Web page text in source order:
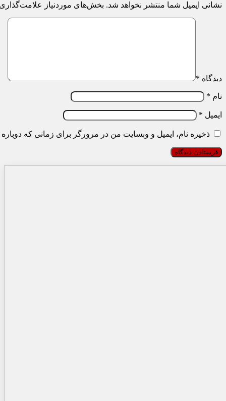
نشانی ایمیل شما منتشر نخواهد شد. بخش‌های موردنیاز
دیدگاه *
نام *
ایمیل *
ذخیره نام، ایمیل و وبسایت من در مرورگر برای زمانی که